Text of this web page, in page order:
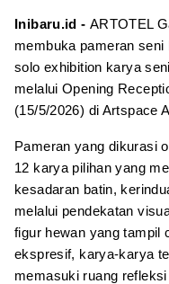
Inibaru.id - ARTOTEL
membuka pameran seni
solo exhibition karya
melalui Opening
(15/5/2026) di Artspace
Pameran yang dikurasi
12 karya pilihan yang
kesadaran batin,
melalui pendekatan
figur hewan yang tampil
ekspresif, karya-karya
memasuki ruang